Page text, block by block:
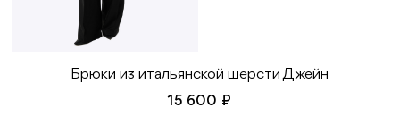
Брюки из итальянской шерсти Джейн
15 600 ₽